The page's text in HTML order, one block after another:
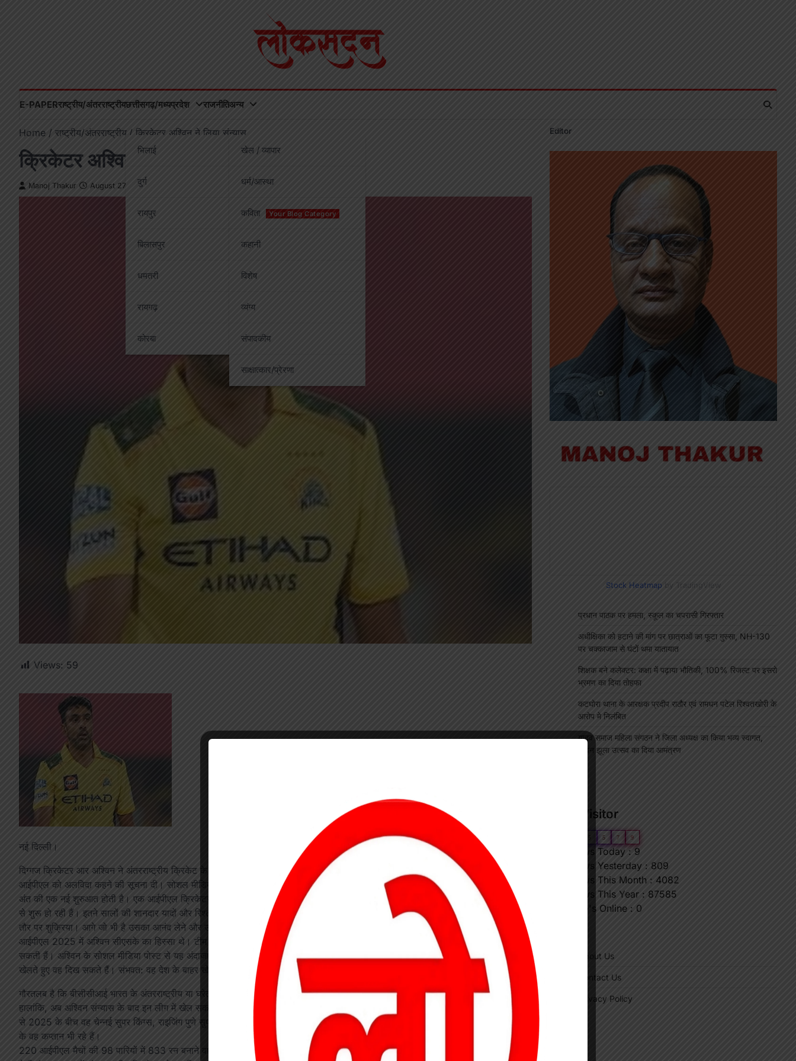
E-PAPERराष्ट्रीय/अंतरराष्ट्रीयछत्तीसगढ़/मध्यप्रदेश
भिलाई
दुर्ग
रायपुर
बिलासपुर
धमतरी
रायगढ़
कोरबा
राजनीतिअन्य
खेल / व्यापार
धर्म/आस्था
कविता Your Blog Category
कहानी
विशेष
व्यंग्य
संपादकीय
साक्षात्कार/प्रेरणा
Home राष्ट्रीय/अंतरराष्ट्रीय क्रिकेटर अश्विन ने लिया संन्यास
क्रिकेटर अश्विन ने लिया संन्यास
Manoj Thakur August 27, 2025
Views: 59
नई दिल्ली।
दिग्गज क्रिकेटर आर अश्विन ने अंतरराष्ट्रीय क्रिकेट के बाद आईपीएल से भी संन्यास लेने की घोषणा कर दी है। अश्विन ने सोशल मीडिया के माध्यम से
आईपीएल को अलविदा कहने की सूचना दी। सोशल मीडिया प्लेटफॉर्म ‘एक्स’ पर अश्विन ने लिखा, खास दिन और इसलिए एक खास शुरुआत। कहते हैं हर
अंत की एक नई शुरुआत होती है। एक आईपीएल क्रिकेटर के रूप में मेरा समय आज समाप्त हो रहा है। लेकिन, विभिन्न लीगों में खेलने की संभावनाएं आज
से शुरू हो रही हैं। इतने सालों की शानदार यादों और रिश्तों के लिए सभी फ्रेंचाइजी का शुक्रिया अदा करना चाहूंगा। आईपीएल और बीसीसीआई का विशेष
तौर पर शुक्रिया। आगे जो भी है उसका आनंद लेने और उसका पूरा लाभ उठाने के लिए उत्सुक हूं।
आईपीएल 2025 में अश्विन सीएसके का हिस्सा थे। टीम का प्रदर्शन बेहद निराशाजनक रहा था। ऐसे में अगले सीजन में टीम बड़े बदलावों के साथ उतर
सकती हैं। अश्विन के सोशल मीडिया पोस्ट से यह अंदाजा लगाया जा रहा है कि वह बेशक आईपीएल में खेलते हुए नहीं दिखेंगे, लेकिन दूसरी क्रिकेट लीग में
खेलते हुए वह दिख सकते हैं। संभवत: वह देश के बाहर खेली जाने वाली टी20 लीग में खेलते दिख सकते हैं।
गौरतलब है कि बीसीसीआई भारत के अंतरराष्ट्रीय या घरेलू क्रिकेट से जुड़े किसी भी मौजूदा खिलाड़ी को विदेशी टी20 लीग में खेलने की छूट नहीं देता है।
हालांकि, अब अश्विन संन्यास के बाद इन लीग में खेल सकते हैं। अंतरराष्ट्रीय क्रिकेट की तरह अश्विन का आईपीएल करियर भी शानदार रहा है। 2008
से 2025 के बीच वह चेन्नई सुपर किंग्स, राइजिंग पुणे सुपर जाइंट्स, पंजाब किंग्स, दिल्ली कैपिटल्स और राजस्थान रॉयल्स का हिस्सा रहे हैं। पंजाब किंग्स
के वह कप्तान भी रहे हैं।
220 आईपीएल मैचों की 98 पारियों में 833 रन बनाने वाले अश्विन ने 187 विकेट लिए हैं। आईपीएल इतिहास के वह पांचवें सफलतम गेंदबाज हैं। अश्विन
Editor
Stock Heatmap by TradingView
प्रधान पाठक पर हमला, स्कूल का चपरासी गिरफ्तार
अधीक्षिका को हटाने की मांग पर छात्राओं का फूटा गुस्सा, NH-130
पर चक्काजाम से घंटों थमा यातायात
शिक्षक बने कलेक्टर: कक्षा में पढ़ाया भौतिकी, 100% रिजल्ट पर इसरो
भ्रमण का दिया तोहफा
कटघोरा थाना के आरक्षक प्रदीप राठौर एवं रामधन पटेल रिश्वतखोरी के
आरोप मे निलंबित
यादव समाज महिला संगठन ने जिला अध्यक्ष का किया भव्य स्वागत,
सावन झूला उत्सव का दिया आमंत्रण
Our Visitor
5 7 9
Views Today : 9
Views Yesterday : 809
Views This Month : 4082
Views This Year : 87585
Who's Online : 0
About Us
Contact Us
Privacy Policy